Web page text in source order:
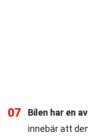
07 Bilen har en
innebär att